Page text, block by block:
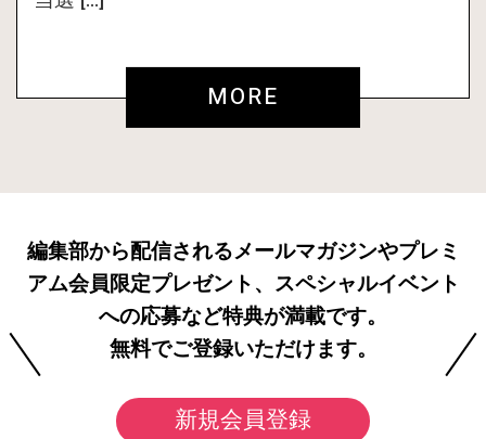
MORE
編集部から配信されるメールマガジンやプレミ
アム会員限定プレゼント、スペシャルイベント
への応募など特典が満載です。
無料でご登録いただけます。
新規会員登録